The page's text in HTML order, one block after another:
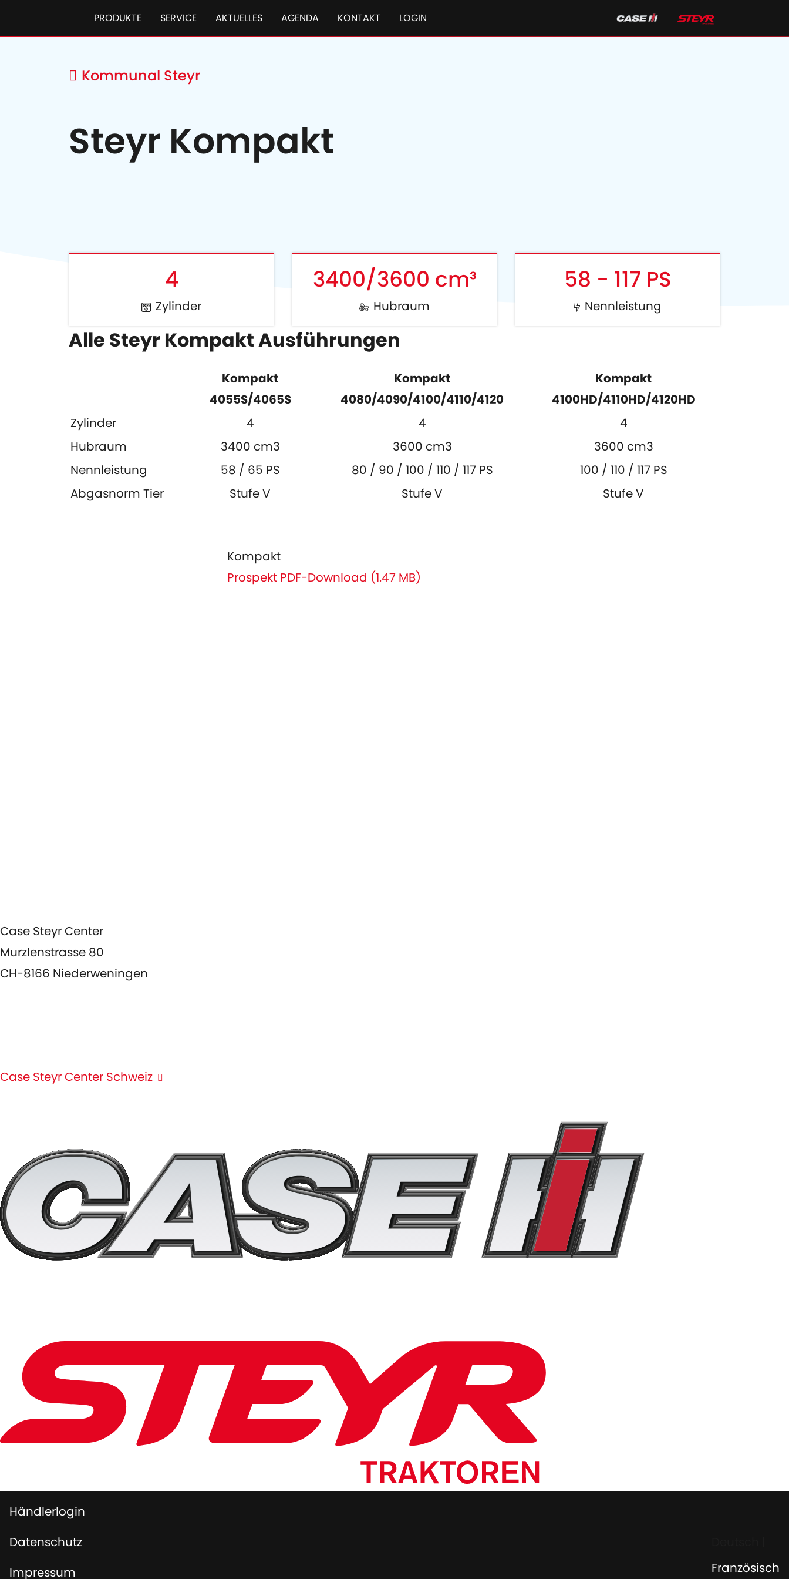
PRODUKTE SERVICE AKTUELLES AGENDA KONTAKT LOGIN
Kommunal Steyr
Steyr Kompakt
4
Zylinder
3400/3600 cm³
Hubraum
58 - 117 PS
Nennleistung
Alle Steyr Kompakt Ausführungen
Kompakt
4055S/4065S
Kompakt
4080/4090/4100/4110/4120
Kompakt
4100HD/4110HD/4120HD
Zylinder
4 4
4
Hubraum
3400 cm3 3600 cm3
3600 cm3
Nennleistung
58 / 65 PS 80 / 90 / 100 / 110 / 117 PS
100 / 110 / 117 PS
Abgasnorm Tier
Stufe V Stufe V Stufe V
Kompakt
Prospekt PDF-Download (1.47 MB)
Case Steyr Center
Murzlenstrasse 80
CH-8166 Niederweningen
Case Steyr Center Schweiz
Händlerlogin
Datenschutz
Impressum
Französisch